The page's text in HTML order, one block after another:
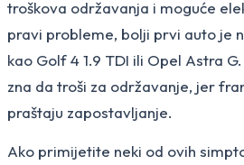
troškova održavanja i moguće
pravi probleme, bolji prvi auto je
kao Golf 4 1.9 TDI ili Opel Astra
zna da troši za održavanje, jer
praštaju zapostavljanje.
Ako primijetite neki od ovih